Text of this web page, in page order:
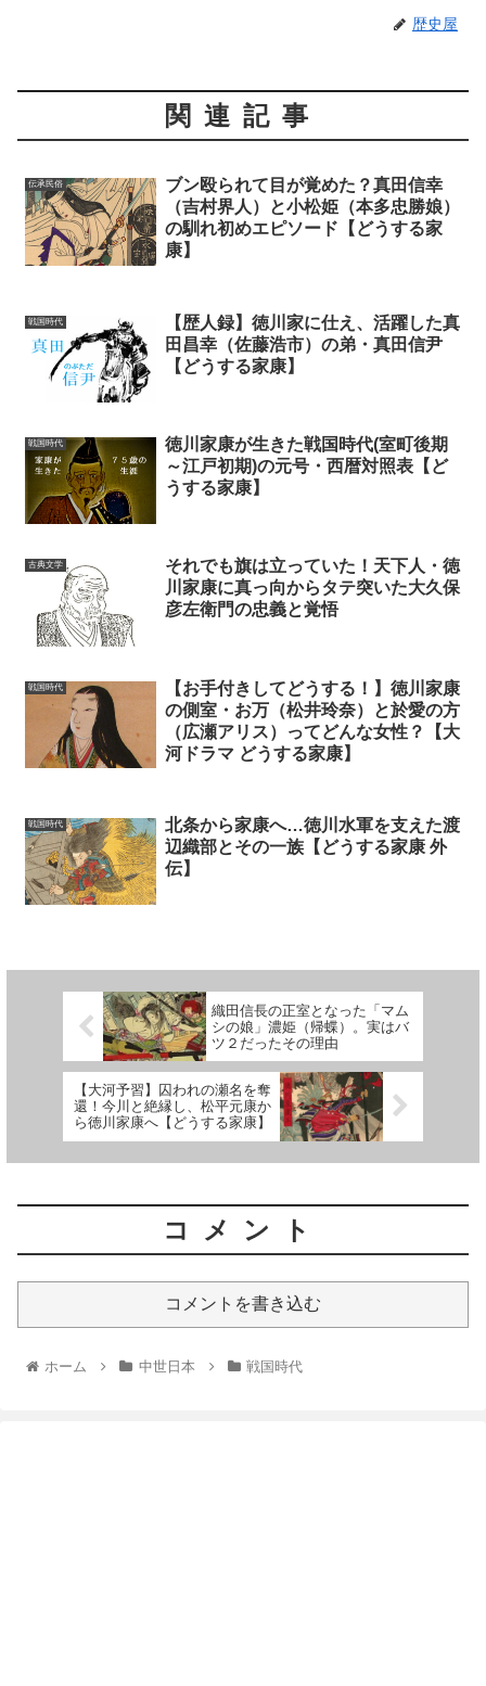
歴史屋
関連記事
伝承民俗
ブン殴られて目が覚めた？真田信幸
（吉村界人）と小松姫（本多忠勝娘）
の馴れ初めエピソード【どうする家
康】
戦国時代
【歴人録】徳川家に仕え、活躍した真
田昌幸（佐藤浩市）の弟・真田信尹
【どうする家康】
戦国時代
徳川家康が生きた戦国時代(室町後期
～江戸初期)の元号・西暦対照表【ど
うする家康】
古典文学
それでも旗は立っていた！天下人・徳
川家康に真っ向からタテ突いた大久保
彦左衛門の忠義と覚悟
戦国時代
【お手付きしてどうする！】徳川家康
の側室・お万（松井玲奈）と於愛の方
（広瀬アリス）ってどんな女性？【大
河ドラマ どうする家康】
戦国時代
北条から家康へ…徳川水軍を支えた渡
辺織部とその一族【どうする家康 外
伝】
織田信長の正室となった「マム
シの娘」濃姫（帰蝶）。実はバ
ツ２だったその理由
【大河予習】囚われの瀬名を奪
還！今川と絶縁し、松平元康か
ら徳川家康へ【どうする家康】
コメント
コメントを書き込む
ホーム 中世日本 戦国時代